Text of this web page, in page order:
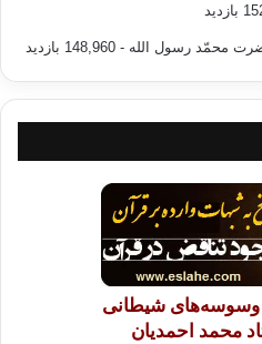
محمّد رسول الله - 148,960 بازدید
وسوسه‌های شیطانی
محمد احمدیان